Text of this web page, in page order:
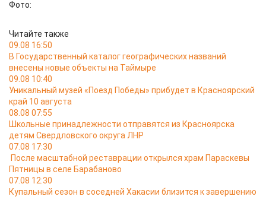
Фото:
Читайте также
09.08 16:50
В Государственный каталог географических названий
внесены новые объекты на Таймыре
09.08 10:40
Уникальный музей «Поезд Победы» прибудет в Красноярский
край 10 августа
08.08 07:55
Школьные принадлежности отправятся из Красноярска
детям Свердловского округа ЛНР
07.08 17:30
После масштабной реставрации открылся храм Параскевы
Пятницы в селе Барабаново
07.08 12:30
Купальный сезон в соседней Хакасии близится к завершению